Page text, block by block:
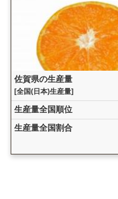
佐賀県の生産量
[全国(日本)生産量]
生産量全国順位
生産量全国割合